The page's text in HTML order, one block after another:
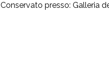
Conservato presso: Galleria